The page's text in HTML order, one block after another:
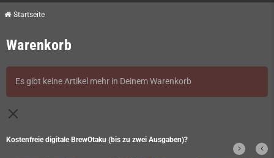
Startseite
Warenkorb
Es gibt keine Artikel mehr in Deinem Warenkorb
Kostenfreie digitale BrewOtaku (bis zu zwei Ausgaben)?